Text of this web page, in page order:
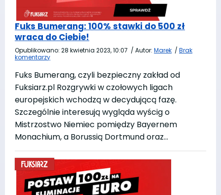
Fuks Bumerang: 100% stawki do 500 zł
wraca do Ciebie!
Opublikowano: 28 kwietnia 2023, 10:07 / Autor: Marek / Brak
komentarzy
Fuks Bumerang, czyli bezpieczny zakład od
Fuksiarz.pl Rozgrywki w czołowych ligach
europejskich wchodzą w decydującą fazę.
Szczególnie interesują wygląda wyścig o
Mistrzostwo Niemiec pomiędzy Bayernem
Monachium, a Borussią Dortmund oraz…